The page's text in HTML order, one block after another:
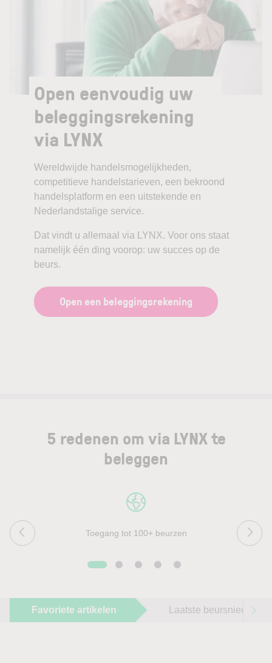
Open eenvoudig uw
beleggingsrekening
via LYNX
Wereldwijde handelsmogelijkheden,
competitieve handelstarieven, een bekroond
handelsplatform en een uitstekende en
Nederlandstalige service.
Dat vindt u allemaal via LYNX. Voor ons staat
namelijk één ding voorop: uw succes op de
beurs.
Open een beleggingsrekening
5 redenen om via LYNX te
beleggen
Toegang tot 100+ beurzen
Favoriete artikelen Laatste beursnieuws